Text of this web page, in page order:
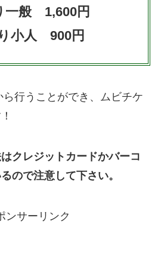
一般 1,600円
小人 900円
ら行うことができ、ムビチケ
クレジットカードかバーコ
ので注意して下さい。
ンサーリンク